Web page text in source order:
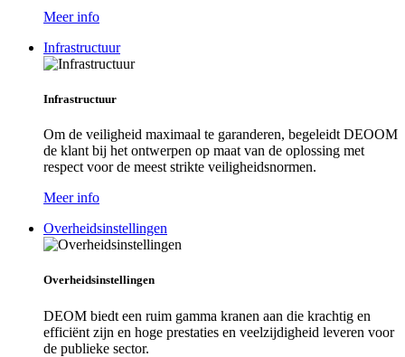
Meer info
Infrastructuur
Infrastructuur
Om de veiligheid maximaal te garanderen, begeleidt DEOOM
de klant bij het ontwerpen op maat van de oplossing met
respect voor de meest strikte veiligheidsnormen.
Meer info
Overheidsinstellingen
Overheidsinstellingen
DEOM biedt een ruim gamma kranen aan die krachtig en
efficiënt zijn en hoge prestaties en veelzijdigheid leveren voor
de publieke sector.